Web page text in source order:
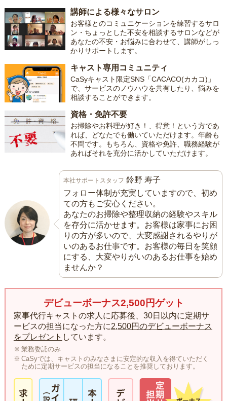
講師による様々なサロン
お客様とのコミュニケーションを練習するサロ
ン・ちょっとした不安を相談するサロンなどが
あなたの不安・お悩みに合わせて、講師がしっ
かりサポートします。
キャスト専用コミュニティ
CaSyキャスト限定SNS「CACACO(カカコ)」
で、サービスのノウハウを共有したり、悩みを
相談することができます。
資格・免許不要
お掃除やお料理が好き！、得意！という方であ
れば、どなたでも働いていただけます。年齢も
不問です。もちろん、資格や免許、職務経験が
あればそれを充分に活かしていただけます。
本社サポートスタッフ 鈴野 寿子
フォロー体制が充実していますので、初め
ての方もご安心ください。
あなたのお掃除や整理収納の経験やスキル
を存分に活かせます。お客様は家事にお困
りの方が多いので、大変感謝されるやりが
いのあるお仕事です。お客様の毎日を笑顔
にする、大変やりがいのあるお仕事を始め
ませんか？
デビューボーナス2,500円ゲット
家事代行キャストの求人に応募後、30日以内に定期サ
ービスの担当になった方に2,500円のデビューボーナス
をプレゼント しています。
業務委託のみ
CaSyでは、キャストのみなさまに安定的な収入を得ていただく
ために定期サービスの担当になることを推奨しております。